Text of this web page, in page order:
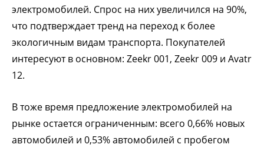
электромобилей. Спрос на них увеличился на 90%,
что подтверждает тренд на переход к более
экологичным видам транспорта. Покупателей
интересуют в основном: Zeekr 001, Zeekr 009 и Avatr
12.
В тоже время предложение электромобилей на
рынке остается ограниченным: всего 0,66% новых
автомобилей и 0,53% автомобилей с пробегом